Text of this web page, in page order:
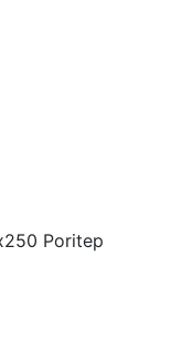
Poritep